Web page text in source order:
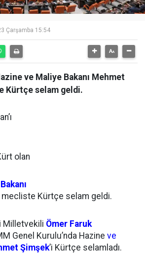
Çarşamba 15:54
ve Maliye Bakanı Mehmet
Kürtçe selam geldi.
olan
mecliste Kürtçe selam geldi.
Milletvekili Ömer Faruk
Genel Kurulu’nda Hazine ve
Şimşek’i Kürtçe selamladı.